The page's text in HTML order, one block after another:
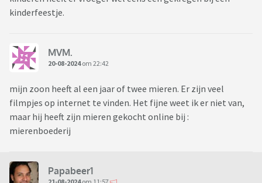
kinderfeestje.
MVM.
20-08-2024om 22:42
mijn zoon heeft al een jaar of twee mieren. Er zijn veel
filmpjes op internet te vinden. Het fijne weet ik er niet van,
maar hij heeft zijn mieren gekocht online bij :
mierenboederij
Papabeer1